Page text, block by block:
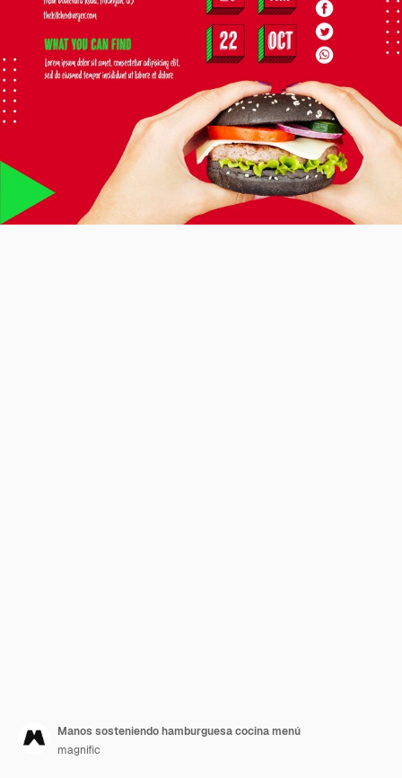
Manos sosteniendo hamburguesa cocina menú
magnific